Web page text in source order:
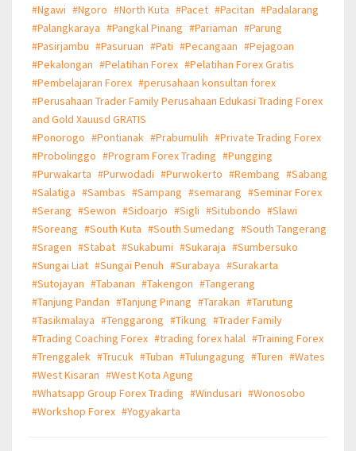
#Ngawi #Ngoro #North Kuta #Pacet #Pacitan #Padalarang
#Palangkaraya #Pangkal Pinang #Pariaman #Parung
#Pasirjambu #Pasuruan #Pati #Pecangaan #Pejagoan
#Pekalongan #Pelatihan Forex #Pelatihan Forex Gratis
#Pembelajaran Forex #perusahaan konsultan forex
#Perusahaan Trader Family Perusahaan Edukasi Trading Forex
and Gold Xauusd GRATIS
#Ponorogo #Pontianak #Prabumulih #Private Trading Forex
#Probolinggo #Program Forex Trading #Pungging
#Purwakarta #Purwodadi #Purwokerto #Rembang #Sabang
#Salatiga #Sambas #Sampang #semarang #Seminar Forex
#Serang #Sewon #Sidoarjo #Sigli #Situbondo #Slawi
#Soreang #South Kuta #South Sumedang #South Tangerang
#Sragen #Stabat #Sukabumi #Sukaraja #Sumbersuko
#Sungai Liat #Sungai Penuh #Surabaya #Surakarta
#Sutojayan #Tabanan #Takengon #Tangerang
#Tanjung Pandan #Tanjung Pinang #Tarakan #Tarutung
#Tasikmalaya #Tenggarong #Tikung #Trader Family
#Trading Coaching Forex #trading forex halal #Training Forex
#Trenggalek #Trucuk #Tuban #Tulungagung #Turen #Wates
#West Kisaran #West Kota Agung
#Whatsapp Group Forex Trading #Windusari #Wonosobo
#Workshop Forex #Yogyakarta